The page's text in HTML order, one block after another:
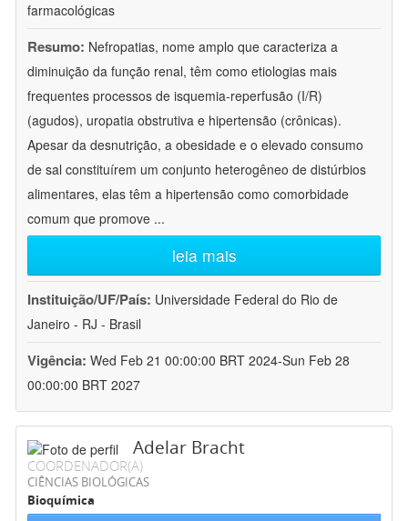
farmacológicas
Resumo: Nefropatias, nome amplo que caracteriza a
diminuição da função renal, têm como etiologias mais
frequentes processos de isquemia-reperfusão (I/R)
(agudos), uropatia obstrutiva e hipertensão (crônicas).
Apesar da desnutrição, a obesidade e o elevado consumo
de sal constituírem um conjunto heterogêneo de distúrbios
alimentares, elas têm a hipertensão como comorbidade
comum que promove ...
leia mais
Instituição/UF/País: Universidade Federal do Rio de
Janeiro - RJ - Brasil
Vigência: Wed Feb 21 00:00:00 BRT 2024-Sun Feb 28
00:00:00 BRT 2027
Adelar Bracht
COORDENADOR(A)
CIÊNCIAS BIOLÓGICAS
Bioquímica